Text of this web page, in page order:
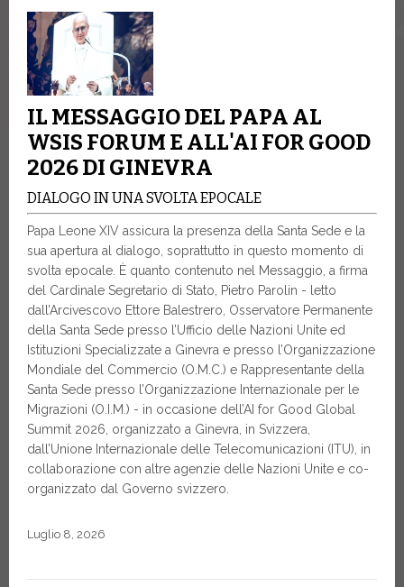
IL MESSAGGIO DEL PAPA AL
WSIS FORUM E ALL'AI FOR GOOD
2026 DI GINEVRA
DIALOGO IN UNA SVOLTA EPOCALE
Papa Leone XIV assicura la presenza della Santa Sede e la
sua apertura al dialogo, soprattutto in questo momento di
svolta epocale. È quanto contenuto nel Messaggio, a firma
del Cardinale Segretario di Stato, Pietro Parolin - letto
dall’Arcivescovo Ettore Balestrero, Osservatore Permanente
della Santa Sede presso l’Ufficio delle Nazioni Unite ed
Istituzioni Specializzate a Ginevra e presso l’Organizzazione
Mondiale del Commercio (O.M.C.) e Rappresentante della
Santa Sede presso l’Organizzazione Internazionale per le
Migrazioni (O.I.M.) - in occasione dell’AI for Good Global
Summit 2026, organizzato a Ginevra, in Svizzera,
dall’Unione Internazionale delle Telecomunicazioni (ITU), in
collaborazione con altre agenzie delle Nazioni Unite e co-
organizzato dal Governo svizzero.
Luglio 8, 2026